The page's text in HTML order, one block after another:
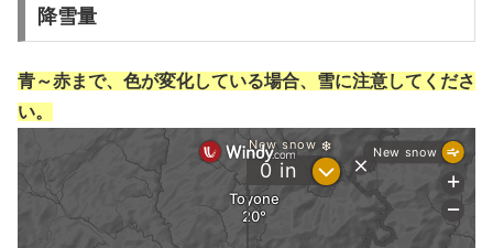
降雪量
青～赤まで、色が変化している場合、雪に注意してくださ
い。